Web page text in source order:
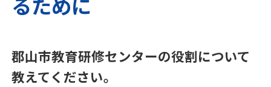
郡山市教育研修センターの役割について
教えてください。